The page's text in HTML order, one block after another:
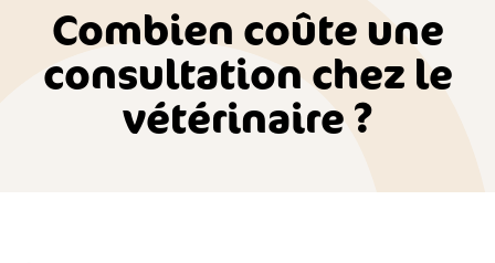
Combien coûte une
consultation chez le
vétérinaire ?